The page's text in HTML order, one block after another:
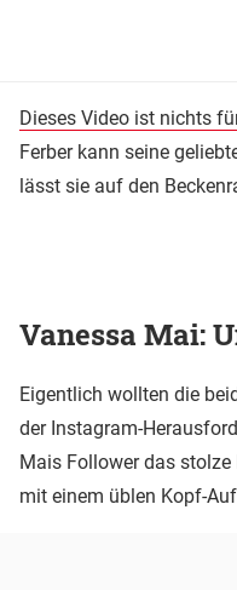
Dieses Video ist nichts
Ferber kann seine
lässt sie auf den
Vanessa Mai:
Eigentlich wollten die
der Instagram-
Mais Follower das stolze
mit einem üblen Kopf-